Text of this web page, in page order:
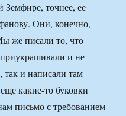
Земфире, точнее, ее
Они, конечно,
же писали то, что
и не
и написали там
какие-то буковки
письмо с требованием